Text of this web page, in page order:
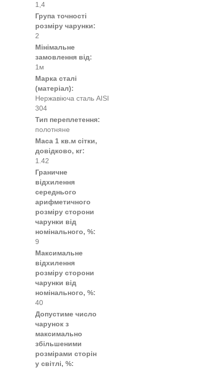
1,4
Група точності
розміру чарунки:
2
Мінімальне
замовлення від:
1м
Марка сталі
(матеріал):
Нержавіюча сталь AISI
304
Тип переплетення:
полотняне
Маса 1 кв.м сітки,
довідково, кг:
1.42
Граничне
відхилення
середнього
арифметичного
розміру сторони
чарунки від
номінального, %:
9
Максимальне
відхилення
розміру сторони
чарунки від
номінального, %:
40
Допустиме число
чарунок з
максимально
збільшеними
розмірами сторін
у світлі, %: